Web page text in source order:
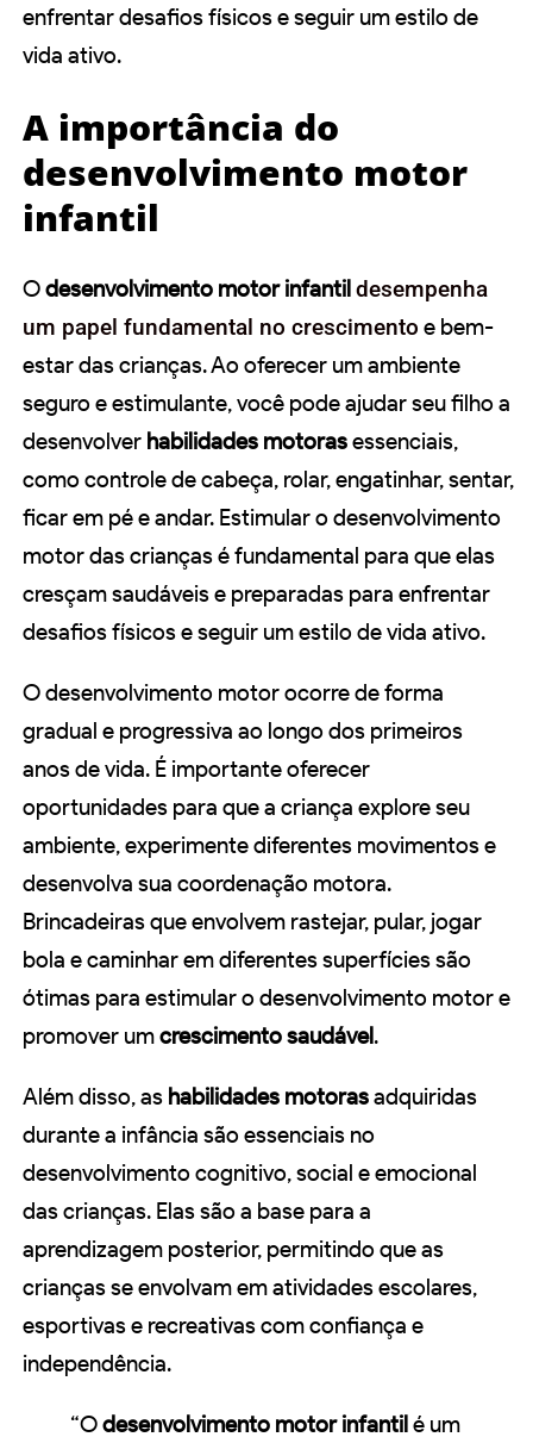
enfrentar desafios físicos e seguir um estilo de
vida ativo.
A importância do
desenvolvimento motor
infantil
Odesenvolvimento motor infantildesempenha
um papel fundamental no crescimento e bem-
estar das crianças. Ao oferecer um ambiente
seguro e estimulante, você pode ajudar seu filho a
desenvolver habilidades motorasessenciais,
como controle de cabeça, rolar, engatinhar, sentar,
ficar em pé e andar. Estimular o desenvolvimento
motor das crianças é fundamental para que elas
cresçam saudáveis e preparadas para enfrentar
desafios físicos e seguir um estilo de vida ativo.
O desenvolvimento motor ocorre de forma
gradual e progressiva ao longo dos primeiros
anos de vida. É importante oferecer
oportunidades para que a criança explore seu
ambiente, experimente diferentes movimentos e
desenvolva sua coordenação motora.
Brincadeiras que envolvem rastejar, pular, jogar
bola e caminhar em diferentes superfícies são
ótimas para estimular o desenvolvimento motor e
promover umcrescimento saudável.
Além disso, as habilidades motorasadquiridas
durante a infância são essenciais no
desenvolvimento cognitivo, social e emocional
das crianças. Elas são a base para a
aprendizagem posterior, permitindo que as
crianças se envolvam em atividades escolares,
esportivas e recreativas com confiança e
independência.
“Odesenvolvimento motor infantilé um